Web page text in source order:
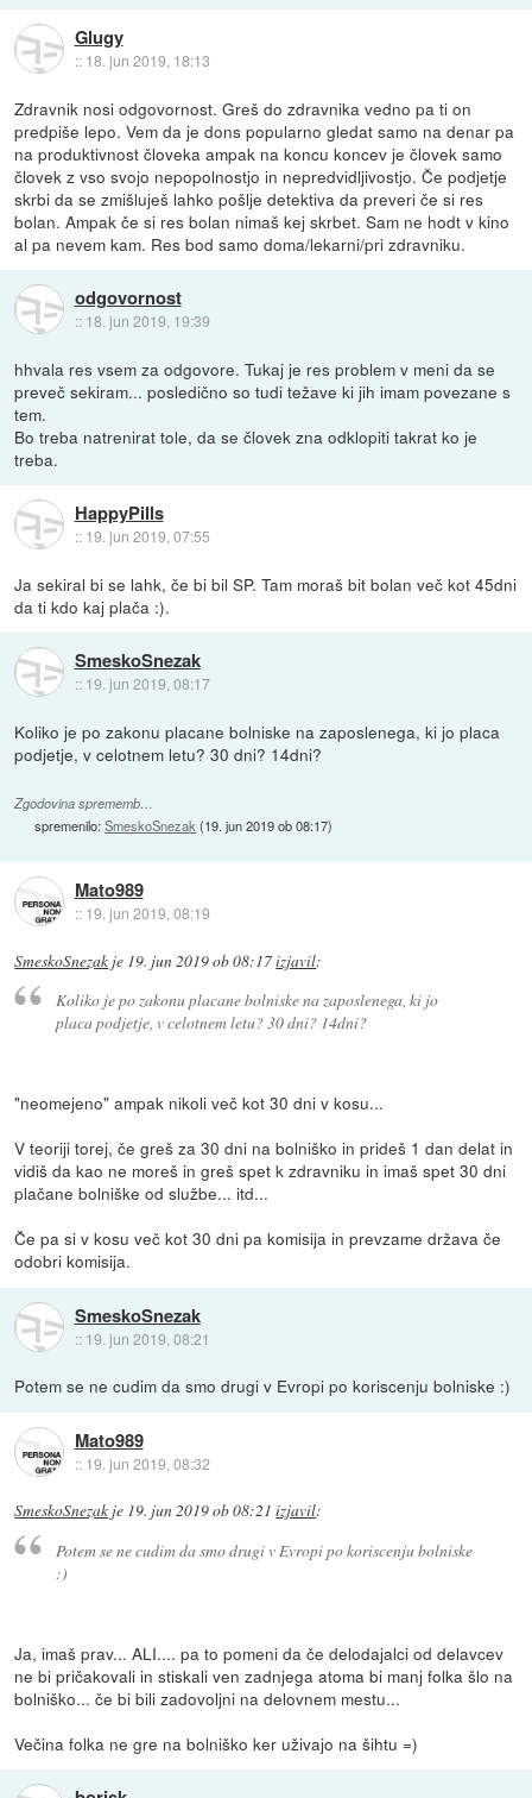
Glugy
:: 18. jun 2019, 18:13
Zdravnik nosi odgovornost. Greš do zdravnika vedno pa ti on
predpiše lepo. Vem da je dons popularno gledat samo na denar pa
na produktivnost človeka ampak na koncu koncev je človek samo
človek z vso svojo nepopolnostjo in nepredvidljivostjo. Če podjetje
skrbi da se zmišluješ lahko pošlje detektiva da preveri če si res
bolan. Ampak če si res bolan nimaš kej skrbet. Sam ne hodt v kino
al pa nevem kam. Res bod samo doma/lekarni/pri zdravniku.
odgovornost
:: 18. jun 2019, 19:39
hhvala res vsem za odgovore. Tukaj je res problem v meni da se
preveč sekiram... posledično so tudi težave ki jih imam povezane s
tem.
Bo treba natrenirat tole, da se človek zna odklopiti takrat ko je
treba.
HappyPills
:: 19. jun 2019, 07:55
Ja sekiral bi se lahk, če bi bil SP. Tam moraš bit bolan več kot 45dni
da ti kdo kaj plača :).
SmeskoSnezak
:: 19. jun 2019, 08:17
Koliko je po zakonu placane bolniske na zaposlenega, ki jo placa
podjetje, v celotnem letu? 30 dni? 14dni?
Zgodovina sprememb…
spremenilo:SmeskoSnezak (19. jun 2019 ob 08:17)
Mato989
:: 19. jun 2019, 08:19
SmeskoSnezak je 19. jun 2019 ob 08:17izjavil:
Koliko je po zakonu placane bolniske na zaposlenega, ki jo
placa podjetje, v celotnem letu? 30 dni? 14dni?
"neomejeno" ampak nikoli več kot 30 dni v kosu...
V teoriji torej, če greš za 30 dni na bolniško in prideš 1 dan delat in
vidiš da kao ne moreš in greš spet k zdravniku in imaš spet 30 dni
plačane bolniške od službe... itd...
Če pa si v kosu več kot 30 dni pa komisija in prevzame država če
odobri komisija.
SmeskoSnezak
:: 19. jun 2019, 08:21
Potem se ne cudim da smo drugi v Evropi po koriscenju bolniske :)
Mato989
:: 19. jun 2019, 08:32
SmeskoSnezak je 19. jun 2019 ob 08:21 izjavil:
Potem se ne cudim da smo drugi v Evropi po koriscenju bolniske
:)
Ja, imaš prav... ALI.... pa to pomeni da če delodajalci od delavcev
ne bi pričakovali in stiskali ven zadnjega atoma bi manj folka šlo na
bolniško... če bi bili zadovoljni na delovnem mestu...
Večina folka ne gre na bolniško ker uživajo na šihtu =)